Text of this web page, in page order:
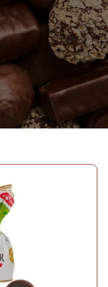
Забыли пароль?
ЗАПИСЬ